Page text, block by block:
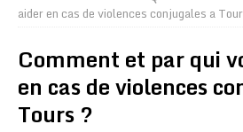
aider en cas de violences conjugales a
Comment et par qui
en cas de violences
Tours ?